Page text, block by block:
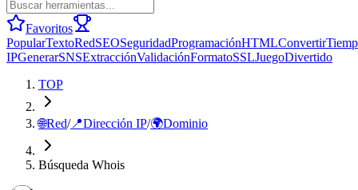
Favoritos
PopularTextoRedSEOSeguridadProgramaciónHTMLConvertir
IPGenerarSNSExtracciónValidaciónFormatoSSLJuegoDivertido
TOP
🌐Red/📍Dirección IP/🌍Dominio
Búsqueda Whois